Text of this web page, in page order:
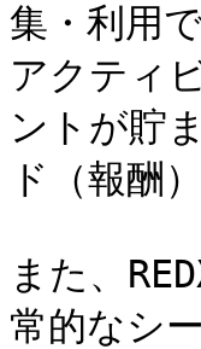
集・利用
アクティ
ントが貯
ド（報酬
また、
常的なシ